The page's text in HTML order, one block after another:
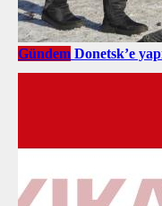
Gündem Donetsk’e